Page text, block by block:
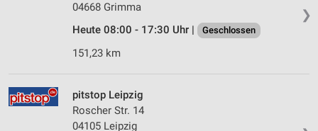
❯
04668 Grimma
Heute 08:00 - 17:30 Uhr |
Geschlossen
151,23 km
pitstop Leipzig
Roscher Str. 14
04105 Leipzig
Analyse von Zielgruppen durch Statistiken oder
Kombinationen von Daten aus verschiedenen
Verwendung reduzierter Daten zur Auswahl von
Inhalten